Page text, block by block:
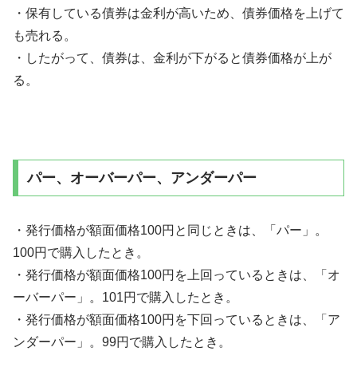
・保有している債券は金利が高いため、債券価格を上げて
も売れる。
・したがって、債券は、金利が下がると債券価格が上が
る。
パー、オーバーパー、アンダーパー
・発行価格が額面価格100円と同じときは、「パー」。
100円で購入したとき。
・発行価格が額面価格100円を上回っているときは、「オ
ーバーパー」。101円で購入したとき。
・発行価格が額面価格100円を下回っているときは、「ア
ンダーパー」。99円で購入したとき。